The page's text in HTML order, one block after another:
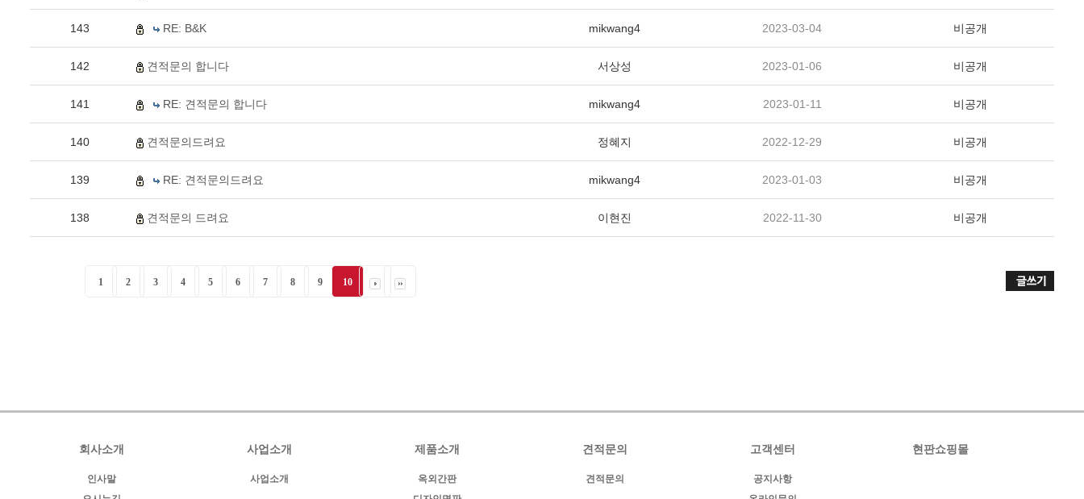
143 RE: B&K mikwang4 2023-03-04 비공개
142 견적문의 합니다 서상성 2023-01-06 비공개
141 RE: 견적문의 합니다 mikwang4 2023-01-11 비공개
140 견적문의드려요 정혜지 2022-12-29 비공개
139 RE: 견적문의드려요 mikwang4 2023-01-03 비공개
138 견적문의 드려요 이현진 2022-11-30 비공개
1 2 3 4 5 6 7 8 9 10
회사소개
인사말
사업소개
사업소개
제품소개
옥외간판
견적문의
견적문의
고객센터
공지사항
현판쇼핑몰